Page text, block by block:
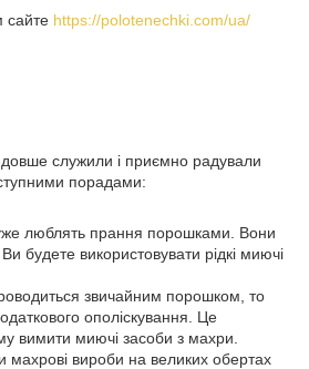
сайте https://polotenechki.com/ua/
служили і приємно радували
порадами:
люблять прання порошками. Вони
будете використовувати рідкі миючі
звичайним порошком, то
ополіскування. Це
вимити миючі засоби з махри.
вироби на великих обертах